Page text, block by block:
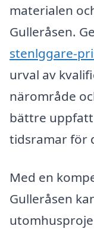
materialen
Gulleråsen.
stenlggare-
urval av
närområde
bättre
tidsramar för
Med en
Gulleråsen